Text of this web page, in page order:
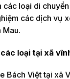
các loại di
các dịch vụ
Mau.
loại tại xã
Bách Việt tại xã